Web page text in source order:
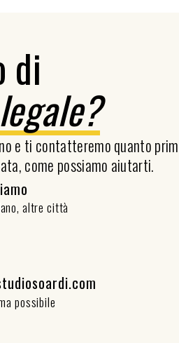
di
e ti contatteremo quanto
come possiamo aiutarti.
altre città
possibile